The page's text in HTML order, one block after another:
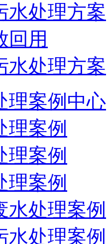
水处理方案
回用
水处理方案
理案例中心
理案例
理案例
理案例
水处理案例
水处理案例